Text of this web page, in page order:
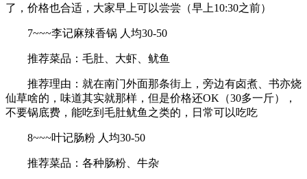
了，价格也合适，大家早上可以尝尝（早上10:30之前）
7~~~李记麻辣香锅 人均30-50
推荐菜品：毛肚、大虾、鱿鱼
推荐理由：就在南门外面那条街上，旁边有卤煮、书亦烧
仙草啥的，味道其实就那样，但是价格还OK（30多一斤），
不要锅底费，能吃到毛肚鱿鱼之类的，日常可以吃吃
8~~~叶记肠粉 人均30-50
推荐菜品：各种肠粉、牛杂